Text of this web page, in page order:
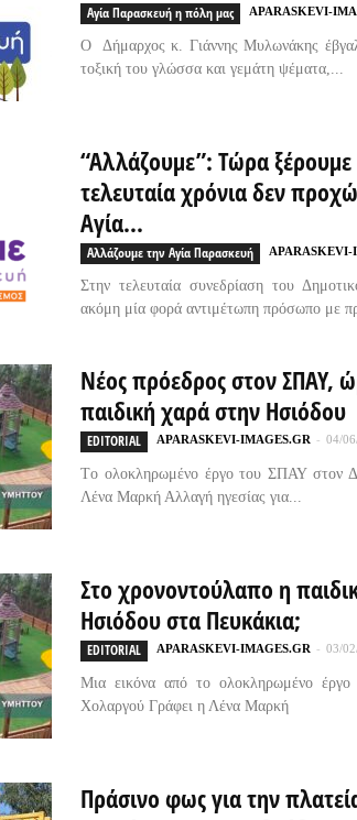
Αγία Παρασκευή η πόλη μας APARASKEVI-
Ο Δήμαρχος κ. Γιάννης Μυλωνάκης
τοξική του γλώσσα και γεμάτη ψέματα,...
“Αλλάζουμε”: Τώρα ξέρουμε
τελευταία χρόνια δεν
Αγία...
Αλλάζουμε την Αγία Παρασκευή APARASKEVI-
Στην τελευταία συνεδρίαση του
ακόμη μία φορά αντιμέτωπη πρόσωπο με
Νέος πρόεδρος στον ΣΠΑΥ,
παιδική χαρά στην Ησιόδου
EDITORIAL APARASKEVI-IMAGES.GR - 04/
Tο ολοκληρωμένο έργο του ΣΠΑΥ στον
Λένα Μαρκή Αλλαγή ηγεσίας για...
Στο χρονοντούλαπο η
Ησιόδου στα Πευκάκια;
EDITORIAL APARASKEVI-IMAGES.GR - 03/
Μια εικόνα από το ολοκληρωμένο
Χολαργού Γράφει η Λένα Μαρκή
Πράσινο φως για την